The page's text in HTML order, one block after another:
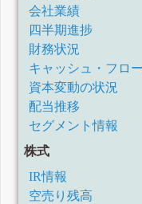
会社業績
四半期進捗
財務状況
キャッシュ・フロ
資本変動の状況
配当推移
セグメント情報
株式
IR情報
空売り残高